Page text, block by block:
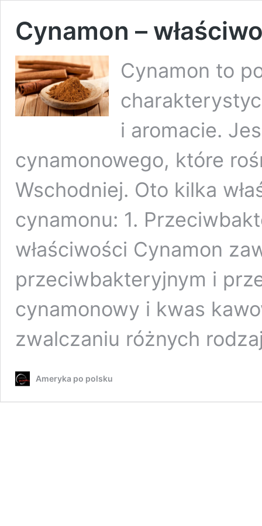
Cynamon –
Cynamon to
i aromacie.
cynamonowego, które
Wschodniej. Oto kilka
cynamonu: 1.
właściwości Cynamon
przeciwbakteryjnym i
cynamonowy i kwas
zwalczaniu różnych
Ameryka po polsku